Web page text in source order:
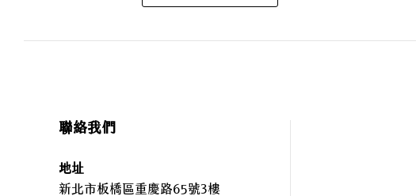
聯絡我們
地址
新北市板橋區重慶路65號3樓